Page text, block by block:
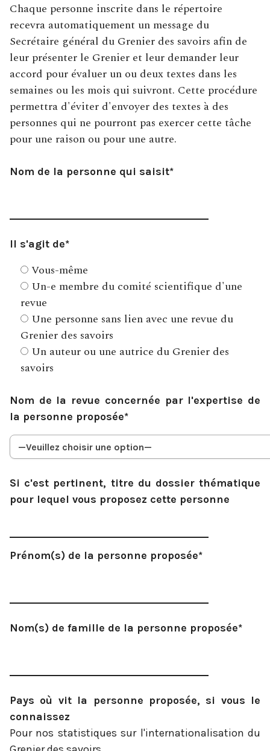
Chaque personne inscrite dans le répertoire
recevra automatiquement un message du
Secrétaire général du Grenier des savoirs afin de
leur présenter le Grenier et leur demander leur
accord pour évaluer un ou deux textes dans les
semaines ou les mois qui suivront. Cette procédure
permettra d'éviter d'envoyer des textes à des
personnes qui ne pourront pas exercer cette tâche
pour une raison ou pour une autre.
Nom de la personne qui saisit*
Il s'agit de*
Vous-même
Un-e membre du comité scientifique d'une
revue
Une personne sans lien avec une revue du
Grenier des savoirs
Un auteur ou une autrice du Grenier des
savoirs
Nom de la revue concernée par l'expertise de
la personne proposée*
Si c'est pertinent, titre du dossier thématique
pour lequel vous proposez cette personne
Prénom(s) de la personne proposée*
Nom(s) de famille de la personne proposée*
Pays où vit la personne proposée, si vous le
connaissez
Pour nos statistiques sur l'internationalisation du